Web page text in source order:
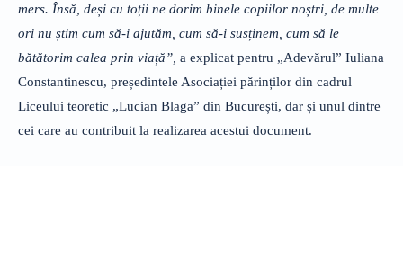
mers. Însă, deși cu toții ne dorim binele copiilor noștri, de multe
ori nu știm cum să-i ajutăm, cum să-i susținem, cum să le
bătătorim calea prin viață”, a explicat pentru „Adevărul” Iuliana
Constantinescu, președintele Asociației părinților din cadrul
Liceului teoretic „Lucian Blaga” din București, dar și unul dintre
cei care au contribuit la realizarea acestui document.